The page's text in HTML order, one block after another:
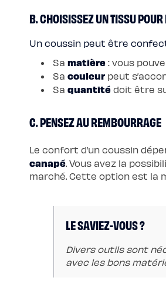
Matelas
Matelas
(dès
la
Matelas
enfant
ado
Lits
Lit
Lit
à
lattes
enfant
Lit
B. CHOISISSEZ UN TISSU
Un coussin peut être
Sa matière : vous
Sa couleur peut
Sa quantité doit être
C. PENSEZ AU REMBOURRAGE
Le confort d’un coussin
canapé. Vous avez la
marché. Cette option est la
LE SAVIEZ-VOUS ?
Divers outils sont
avec les bons